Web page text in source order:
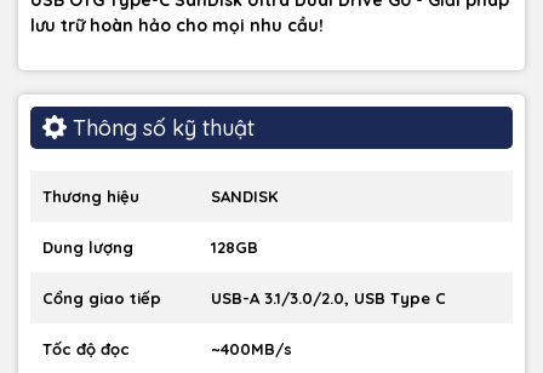
lưu trữ hoàn hảo cho mọi nhu cầu!
Thông số kỹ thuật
Thương hiệu SANDISK
Dung lượng 128GB
Cổng giao tiếp USB-A 3.1/3.0/2.0, USB Type C
Tốc độ đọc ~400MB/s